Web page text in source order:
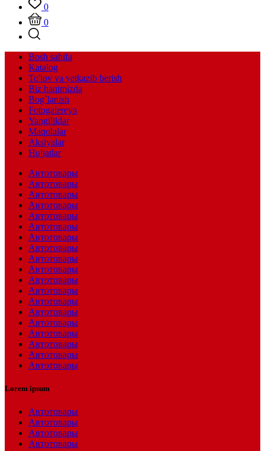
0
0
Bosh sahifa
Katalog
To'lov va yetkazib berish
Biz haqimizda
Bog`lanish
Fotogalereya
Yangiliklar
Maqolalar
Aksiyalar
Hujjatlar
Автотовары
Автотовары
Автотовары
Автотовары
Автотовары
Автотовары
Автотовары
Автотовары
Автотовары
Автотовары
Автотовары
Автотовары
Автотовары
Автотовары
Автотовары
Автотовары
Автотовары
Автотовары
Автотовары
Lorem ipsum
Автотовары
Автотовары
Автотовары
Автотовары